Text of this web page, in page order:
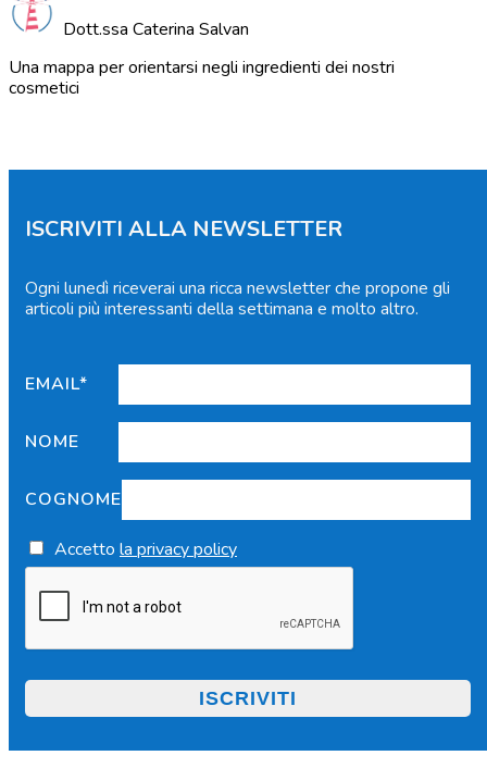
Dott.ssa Caterina Salvan
Una mappa per orientarsi negli ingredienti dei nostri
cosmetici
ISCRIVITI ALLA NEWSLETTER
Ogni lunedì riceverai una ricca newsletter che propone gli
articoli più interessanti della settimana e molto altro.
EMAIL*
NOME
COGNOME
Accetto la privacy policy